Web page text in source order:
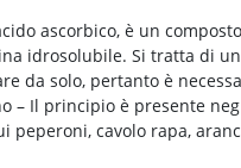
ascorbico, è un
idrosolubile. Si tratta di
da solo, pertanto è
– Il principio è presente
cavolo rapa,